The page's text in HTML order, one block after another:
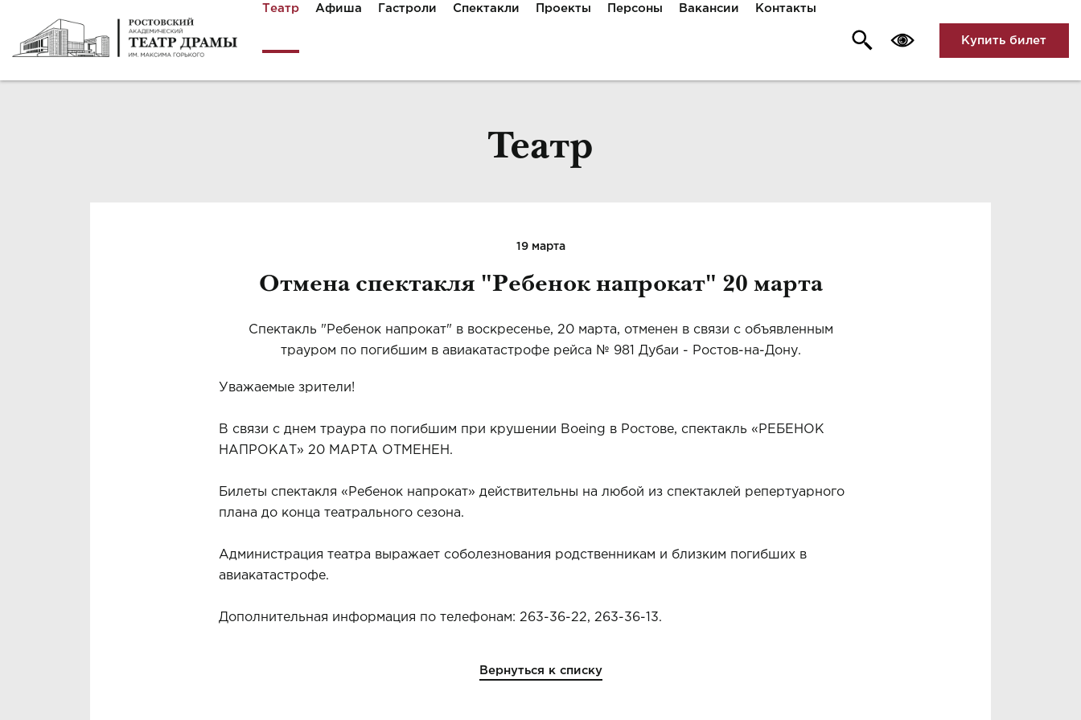
Театр Афиша Гастроли Спектакли Проекты Персоны Вакансии Контакты
Купить билет
Театр
19 марта
Отмена спектакля "Ребенок напрокат" 20 марта
Спектакль "Ребенок напрокат" в воскресенье, 20 марта, отменен в связи с объявленным
трауром по погибшим в авиакатастрофе рейса № 981 Дубаи - Ростов-на-Дону.
Уважаемые зрители!
В связи с днем траура по погибшим при крушении Boeing в Ростове, спектакль «РЕБЕНОК
НАПРОКАТ» 20 МАРТА ОТМЕНЕН.
Билеты спектакля «Ребенок напрокат» действительны на любой из спектаклей репертуарного
плана до конца театрального сезона.
Администрация театра выражает соболезнования родственникам и близким погибших в
авиакатастрофе.
Дополнительная информация по телефонам: 263-36-22, 263-36-13.
Вернуться к списку